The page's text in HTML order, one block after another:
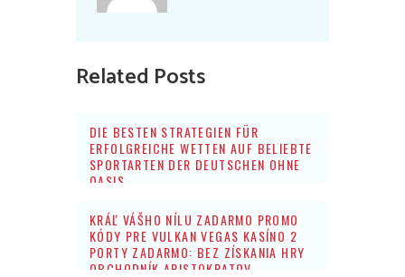
Related Posts
DIE BESTEN STRATEGIEN FÜR
ERFOLGREICHE WETTEN AUF BELIEBTE
SPORTARTEN DER DEUTSCHEN OHNE
OASIS
KRÁĽ VÁŠHO NÍLU ZADARMO PROMO
KÓDY PRE VULKAN VEGAS KASÍNO 2
PORTY ZADARMO: BEZ ZÍSKANIA HRY
OBCHODNÍK ARISTOKRATOV